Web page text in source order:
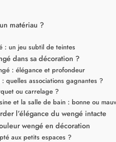
matériau ?
: un jeu subtil de teintes
dans sa décoration ?
: élégance et profondeur
quelles associations gagnantes ?
ou carrelage ?
et la salle de bain : bonne ou
l’élégance du wengé intacte
wengé en décoration
aux petits espaces ?